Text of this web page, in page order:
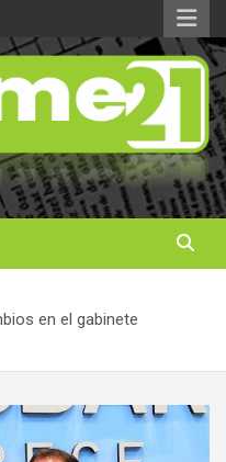
en el gabinete